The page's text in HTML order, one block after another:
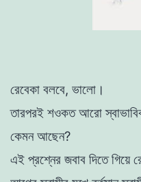
রেবেকা বলবে, ভালাে ।
তারপরই শওকতআরাে
কেমনআছেন?
এই প্রশ্নের জবাব দিতেগিয়ে